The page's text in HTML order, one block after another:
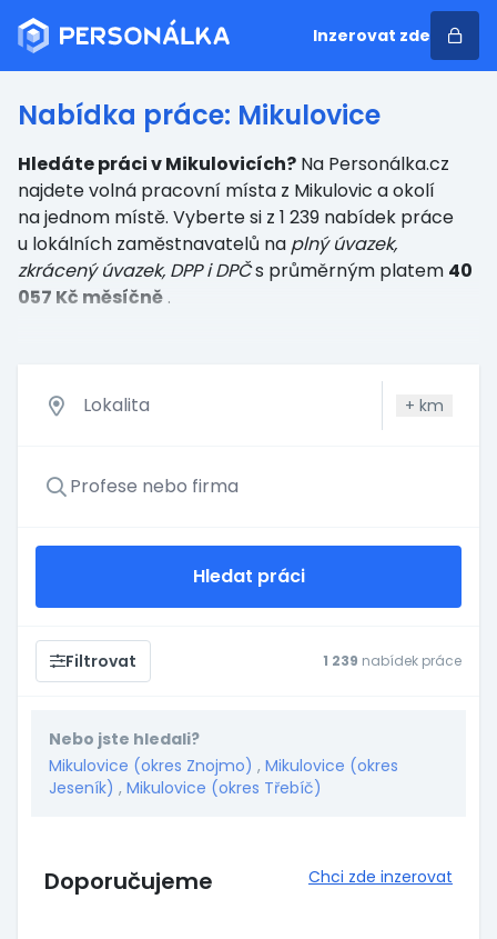
Inzerovat zde
Nabídka práce: Mikulovice
Hledáte práci v Mikulovicích? Na Personálka.cz
najdete volná pracovní místa z Mikulovic a okolí
na jednom místě. Vyberte si z 1 239 nabídek práce
u lokálních zaměstnavatelů na plný úvazek,
zkrácený úvazek, DPP i DPČs průměrným platem 40
057 Kč měsíčně .
+ km
Hledat práci
Filtrovat 1 239 nabídek práce
Nebo jste hledali?
Mikulovice (okres Znojmo) , Mikulovice (okres
Jeseník) , Mikulovice (okres Třebíč)
Doporučujeme Chci zde inzerovat